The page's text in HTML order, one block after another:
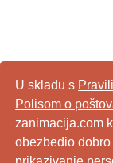
U skladu s
Polisom o
zanimacija.com
obezbedio